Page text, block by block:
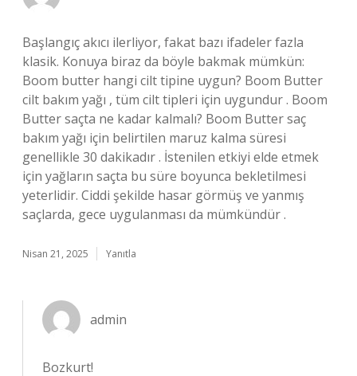
Başlangıç akıcı ilerliyor, fakat bazı ifadeler fazla
klasik. Konuya biraz da böyle bakmak mümkün:
Boom butter hangi cilt tipine uygun? Boom Butter
cilt bakım yağı , tüm cilt tipleri için uygundur . Boom
Butter saçta ne kadar kalmalı? Boom Butter saç
bakım yağı için belirtilen maruz kalma süresi
genellikle 30 dakikadır . İstenilen etkiyi elde etmek
için yağların saçta bu süre boyunca bekletilmesi
yeterlidir. Ciddi şekilde hasar görmüş ve yanmış
saçlarda, gece uygulanması da mümkündür .
Nisan 21, 2025 Yanıtla
admin
Bozkurt!